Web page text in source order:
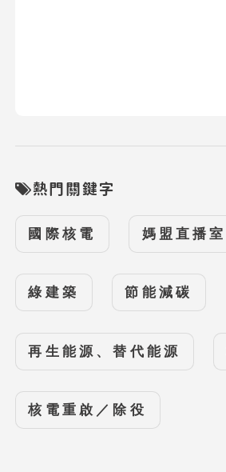
熱門關鍵字
國際核電 媽盟直播室
綠建築 節能減碳
再生能源、替代能源
核電重啟／除役